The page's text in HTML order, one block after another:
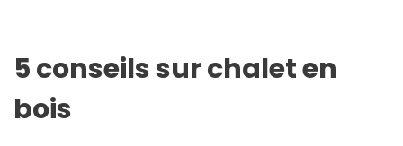
5 conseils sur chalet en
bois